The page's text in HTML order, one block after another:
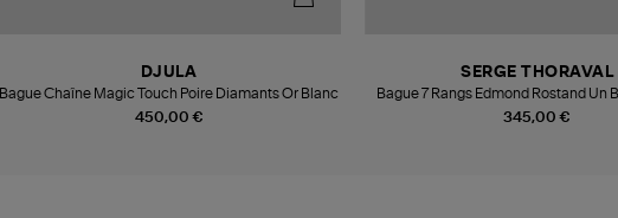
450,00 €
DJULA
Bague Chaîne Magic Touch Poire Diamants Or Blanc
345,00 €
SERGE THORAVAL
Bague 7 Rangs Edmond Rostand Un